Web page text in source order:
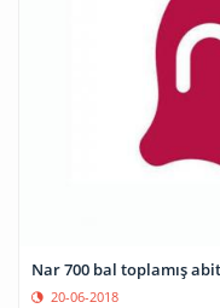
Nar 700 bal toplamış
20-06-2018